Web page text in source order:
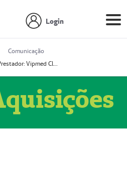
Login
Comunicação
Prestador: Vipmed Clínica Geral Ltda, 51004349-0 (Nome Fantasia: Policlínica Master)